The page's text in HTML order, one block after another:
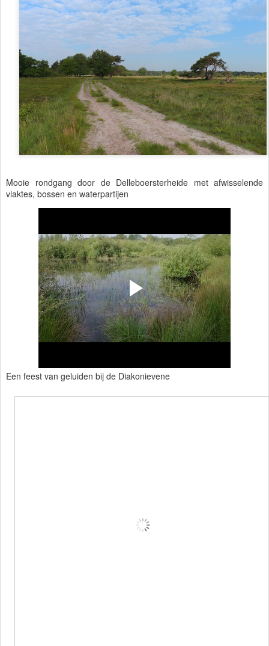
Mooie rondgang door de Delleboersterheide met afwisselende
vlaktes, bossen en waterpartijen
Een feest van geluiden bij de Diakonievene